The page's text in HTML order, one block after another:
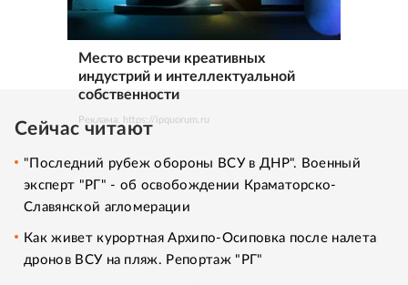
Место встречи креативных
индустрий и интеллектуальной
собственности
Реклама. https://ipquorum.ru
Сейчас читают
"Последний рубеж обороны ВСУ в ДНР". Военный
эксперт "РГ" - об освобождении Краматорско-
Славянской агломерации
Как живет курортная Архипо-Осиповка после налета
дронов ВСУ на пляж. Репортаж "РГ"